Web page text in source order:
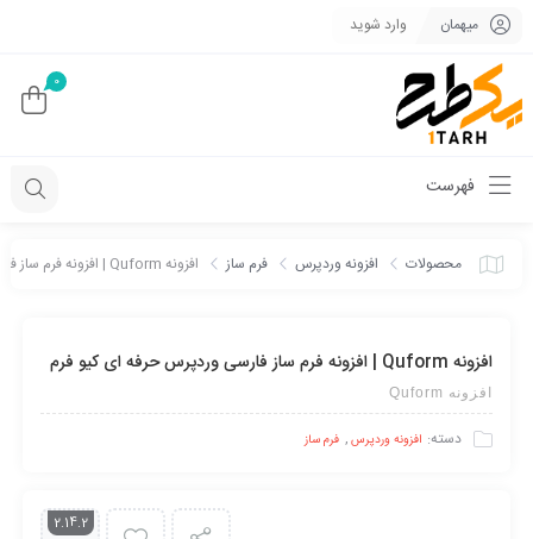
میهمان وارد شوید
0
فهرست
محصولات افزونه وردپرس فرم ساز افزونه Quform | افزونه فرم ساز فارسی وردپرس حرفه ای کیو فرم
افزونه Quform | افزونه فرم ساز فارسی وردپرس حرفه ای کیو فرم
افزونه Quform
دسته: افزونه وردپرس, فرم ساز
2.14.2